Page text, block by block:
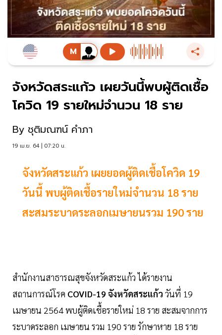
จังหวัดสระแก้ว เผยวันนี้พบผู้ติดเชื้อ
โควิด 19 รายใหม่จำนวน 18 ราย
By ชุติมณฑน์ คำภา
19 เม.ย. 64 | 07:20 น.
จังหวัดสระแก้ว เผยยอดผู้ติดเชื้อโควิด 19
วันนี้ พบผู้ติดเชื้อรายใหม่จำนวน 18 ราย
สะสมระบาดระลอกเมษายนรวม 190 ราย
สำนักงานสาธารณสุขจังหวัดสระแก้ว ได้รายงาน
สถานการณ์โรค COVID-19 จังหวัดสระแก้ว วันที่ 19
เมษายน 2564 พบผู้ติดเชื้อรายใหม่ 18 ราย สะสมจากการ
ระบาดระลอก เมษายน รวม 190 ราย รักษาหาย 18 ราย